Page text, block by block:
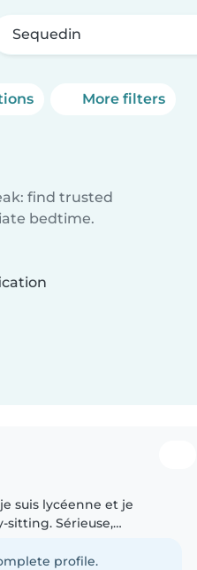
Sequedin
More filters
find trusted
bedtime.
suis lycéenne et je
sitting. Sérieuse,
profile.